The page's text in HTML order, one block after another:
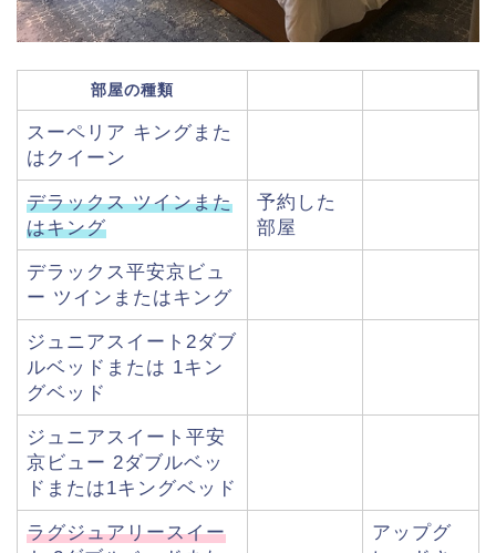
部屋の種類
スーペリア キングまた
はクイーン
デラックス ツインまた
はキング
予約した
部屋
デラックス平安京ビュ
ー ツインまたはキング
ジュニアスイート2ダブ
ルベッドまたは 1キン
グベッド
ジュニアスイート平安
京ビュー 2ダブルベッ
ドまたは1キングベッド
ラグジュアリースイー
アップグ